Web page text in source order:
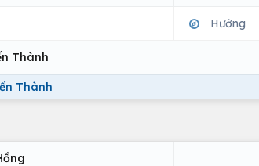
Hướng
Thành
Thành